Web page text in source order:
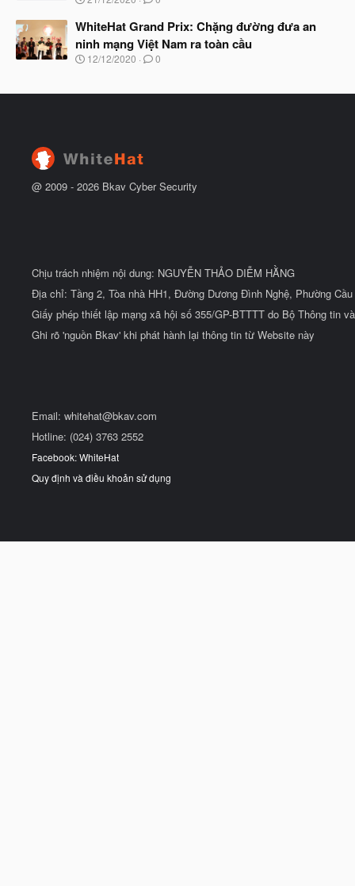
đ
ầ
u
à
b
ắ
WhiteHat Grand Prix: Chặng đường đưa an
ninh mạng Việt Nam ra toàn cầu
N
y
ầ
12/12/2020 0
@ 2009 - 2026 Bkav Cyber Security
Chịu trách nhiệm nội dung: NGUYỄN THẢO DIỄM HẰNG
Địa chỉ: Tầng 2, Tòa nhà HH1, Đường Dương Đình Nghệ, Phường
Giấy phép thiết lập mạng xã hội số 355/GP-BTTTT do Bộ Thông tin
Ghi rõ 'nguồn Bkav' khi phát hành lại thông tin từ Website này
Email: whitehat@bkav.com
Hotline: (024) 3763 2552
Facebook: WhiteHat
Quy định và điều khoản sử dụng